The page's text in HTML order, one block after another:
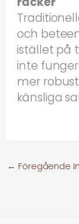
och
istället på
inte
mer
känsliga
← Föregående